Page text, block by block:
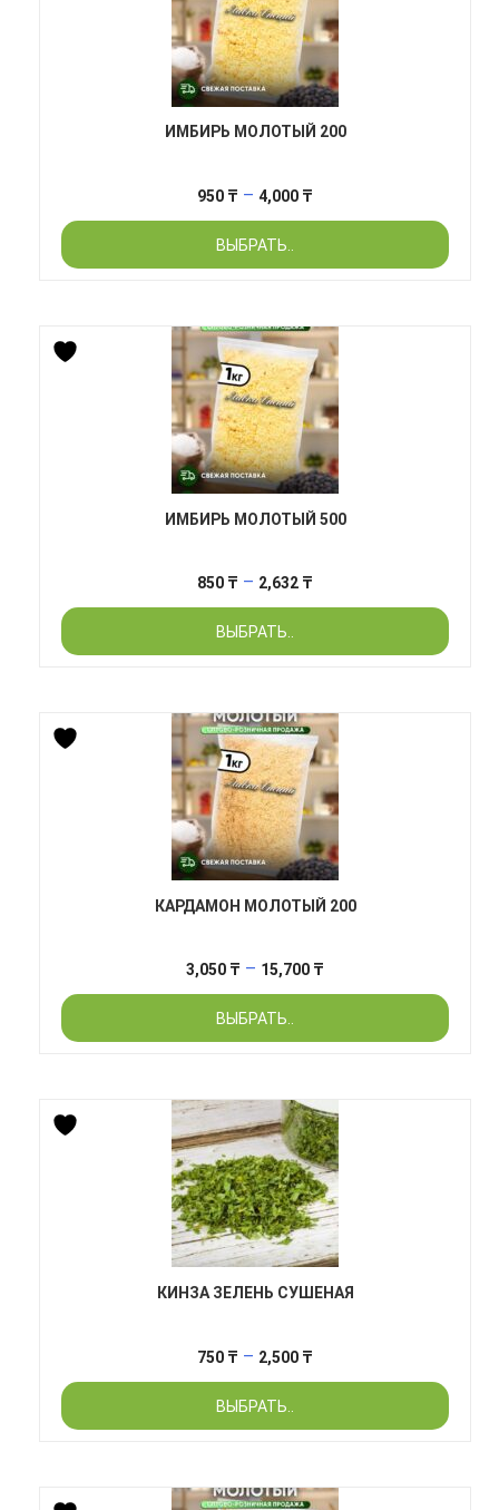
ИМБИРЬ МОЛОТЫЙ 200
950 ₸ – 4,000 ₸
цен:
–
ВЫБРАТЬ..
ИМБИРЬ МОЛОТЫЙ 500
850 ₸ – 2,632 ₸
цен:
–
ВЫБРАТЬ..
КАРДАМОН МОЛОТЫЙ 200
3,050 ₸ – 15,700 ₸
цен:
–
ВЫБРАТЬ..
КИНЗА ЗЕЛЕНЬ СУШЕНАЯ
750 ₸ – 2,500 ₸
цен:
–
ВЫБРАТЬ..